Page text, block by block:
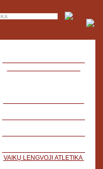
VAIKŲ LENGVOJI ATLETIKA